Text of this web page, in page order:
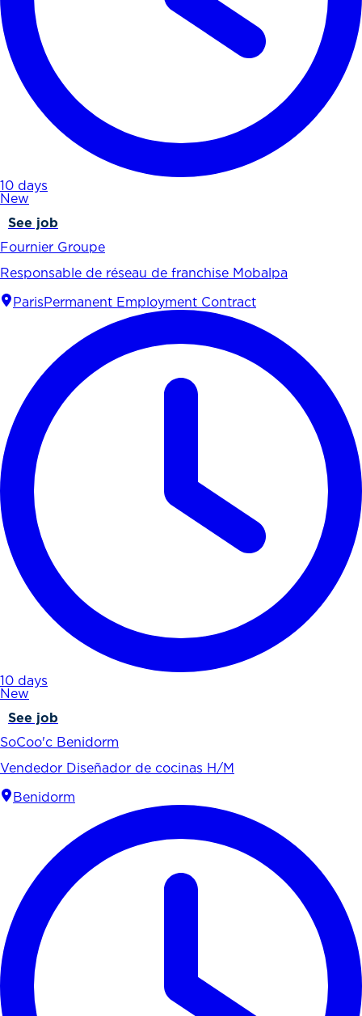
10 days
New
See job
Fournier Groupe
Responsable de réseau de franchise Mobalpa
Paris Permanent Employment Contract
10 days
New
See job
SoCoo'c Benidorm
Vendedor Diseñador de cocinas H/M
Benidorm